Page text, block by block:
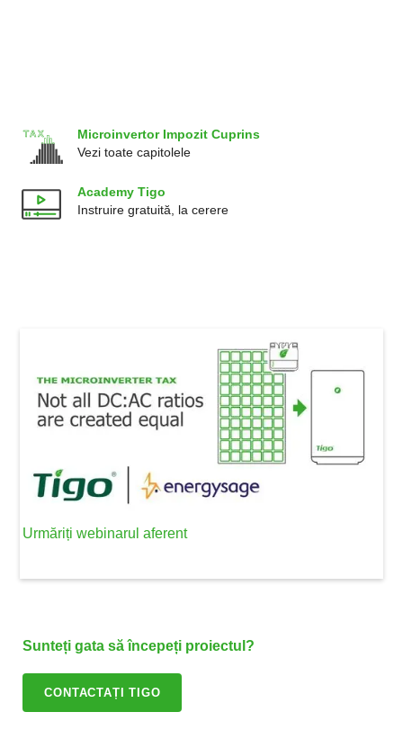
Microinvertor Impozit Cuprins
Vezi toate capitolele
Academy Tigo
Instruire gratuită, la cerere
Urmăriți webinarul aferent
Sunteți gata să începeți proiectul?
CONTACTAȚI TIGO